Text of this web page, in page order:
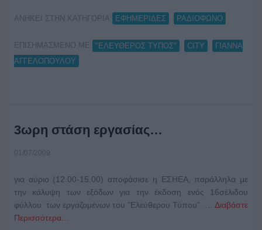
ΑΝΗΚΕΙ ΣΤΗΝ ΚΑΤΗΓΟΡΙΑ: ΕΦΗΜΕΡΙΔΕΣ ΡΑΔΙΟΦΩΝΟ
ΕΠΙΣΗΜΑΣΜΕΝΟ ΜΕ: "ΕΛΕΥΘΕΡΟΣ ΤΥΠΟΣ" CITY
ΓΙΑΝΝΑ
ΑΓΓΕΛΟΠΟΥΛΟΥ
3ωρη στάση εργασίας…
01/07/2009
για αύριο (12.00-15.00) αποφάσισε η ΕΣΗΕΑ, παράλληλα με
την κάλυψη των εξόδων για την έκδοση ενός 16σέλιδου
φύλλου των εργαζομένων του "Ελεύθερου Τύπου". …Διαβάστε
Περισσότερα...